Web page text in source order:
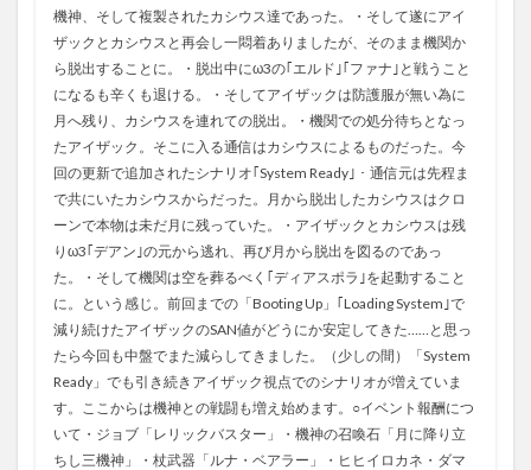
機神、そして複製されたカシウス達であった。・そして遂にアイ
ザックとカシウスと再会し一悶着ありましたが、そのまま機関か
ら脱出することに。・脱出中にω3の｢エルド｣｢ファナ｣と戦うこと
になるも辛くも退ける。・そしてアイザックは防護服が無い為に
月へ残り、カシウスを連れての脱出。・機関での処分待ちとなっ
たアイザック。そこに入る通信はカシウスによるものだった。今
回の更新で追加されたシナリオ｢System Ready｣・通信元は先程ま
で共にいたカシウスからだった。月から脱出したカシウスはクロ
ーンで本物は未だ月に残っていた。・アイザックとカシウスは残
りω3｢デアン｣の元から逃れ、再び月から脱出を図るのであっ
た。・そして機関は空を葬るべく｢ディアスポラ｣を起動すること
に。という感じ。前回までの「Booting Up」｢Loading System｣で
減り続けたアイザックのSAN値がどうにか安定してきた……と思っ
たら今回も中盤でまた減らしてきました。（少しの間）「System
Ready」でも引き続きアイザック視点でのシナリオが増えていま
す。ここからは機神との戦闘も増え始めます。○イベント報酬につ
いて・ジョブ「レリックバスター」・機神の召喚石「月に降り立
ちし三機神」・杖武器「ルナ・ベアラー」・ヒヒイロカネ・ダマ